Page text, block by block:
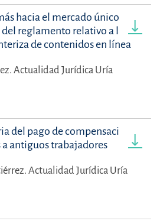
hacia el mercado único
reglamento relativo a la
de contenidos en línea
Actualidad Jurídica Uría
del pago de compensaciones
antiguos trabajadores
Actualidad Jurídica Uría